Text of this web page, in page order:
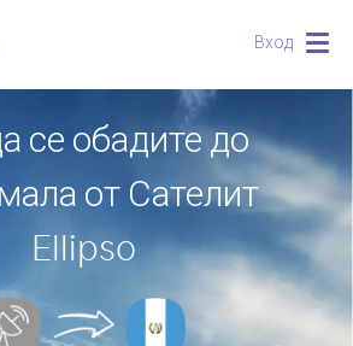
Вход
се обадите до
от Сателит
Ellipso